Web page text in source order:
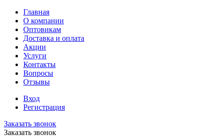
Главная
О компании
Оптовикам
Доставка и оплата
Акции
Услуги
Контакты
Вопросы
Отзывы
Вход
Регистрация
Заказать звонок
Заказать звонок